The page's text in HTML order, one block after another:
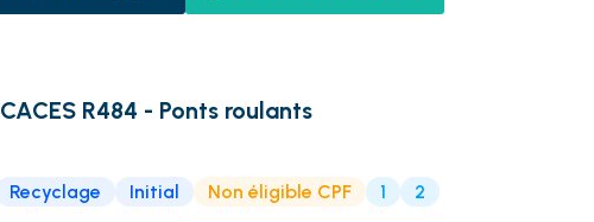
CACES R484 - Ponts roulants
Recyclage Initial Non éligible CPF 1 2